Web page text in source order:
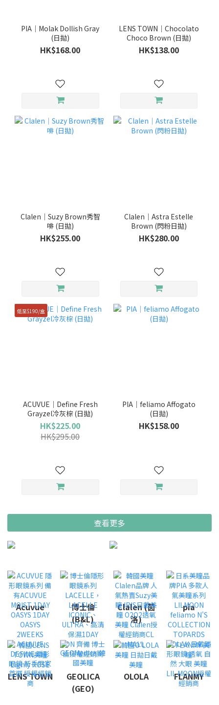
PIA｜Molak Dollish Gray
(日拋)
HK$168.00
LENS TOWN｜Chocolato
Choco Brown (日拋)
HK$138.00
Clalen｜Suzy Brown秀智
啡 (日拋)
HK$255.00
Clalen｜Astra Estelle
Brown (閃粉日拋)
HK$280.00
低至$190/盒
ACUVUE｜Define Fresh
Grayzel冷灰棕 (日拋)
HK$225.00
HK$295.00
PIA｜feliamo Affogato
(日拋)
HK$158.00
查看更多
Acuvue
博士倫
(B&L)
Clalen (茵
洛)
pia
LENS TOWN
GEOLICA
(GEO)
OLOLA FLANMY